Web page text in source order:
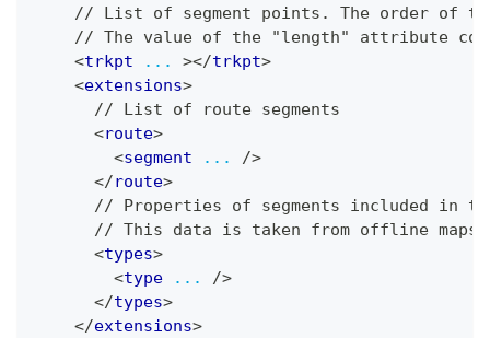
// List of segment points. The order of
// The value of the "length" attribute
<trkpt ... ></trkpt>
<extensions>
      // List of route segments
<route>
<segment ...
/>
</route>
// Properties of segments included in
// This data is taken from offline
<types>
<type ...
/>
</types>
</extensions>